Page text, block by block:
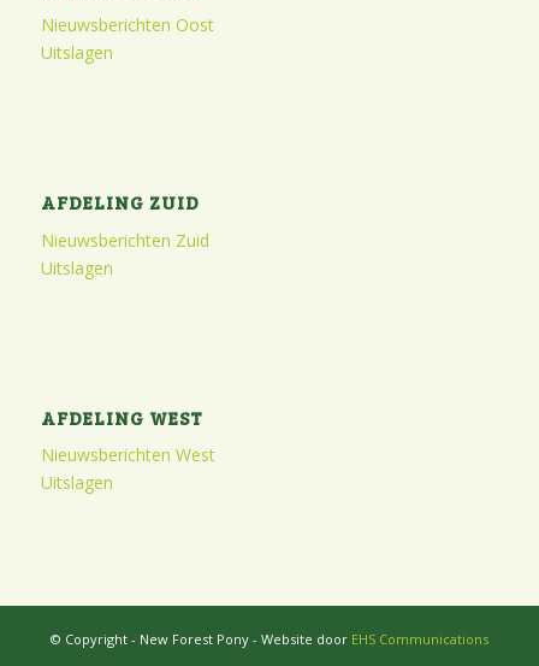
Nieuwsberichten Oost
Uitslagen
AFDELING ZUID
Nieuwsberichten Zuid
Uitslagen
AFDELING WEST
Nieuwsberichten West
Uitslagen
© Copyright - New Forest Pony - Website door EHS Communications